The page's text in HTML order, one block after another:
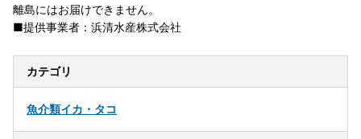
離島にはお届けできません。
■提供事業者：浜清水産株式会社
カテゴリ
魚介類イカ・タコ